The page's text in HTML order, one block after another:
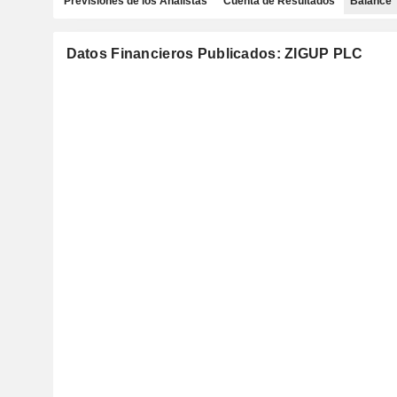
Datos Financieros Publicados: ZIGUP PLC